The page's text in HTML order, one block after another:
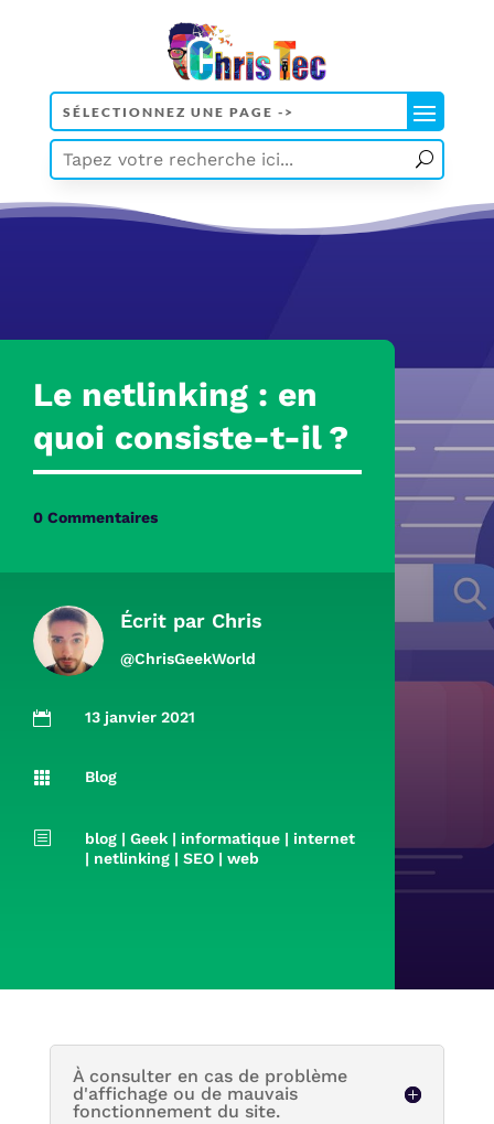
Le netlinking : en
quoi consiste-t-il ?
0 Commentaires
Écrit par Chris
@ChrisGeekWorld
 13 janvier 2021
 Blog
b blog |Geek |informatique |internet
| netlinking |SEO |web
À consulter en cas de problème
d'affichage ou de mauvais
fonctionnement du site.